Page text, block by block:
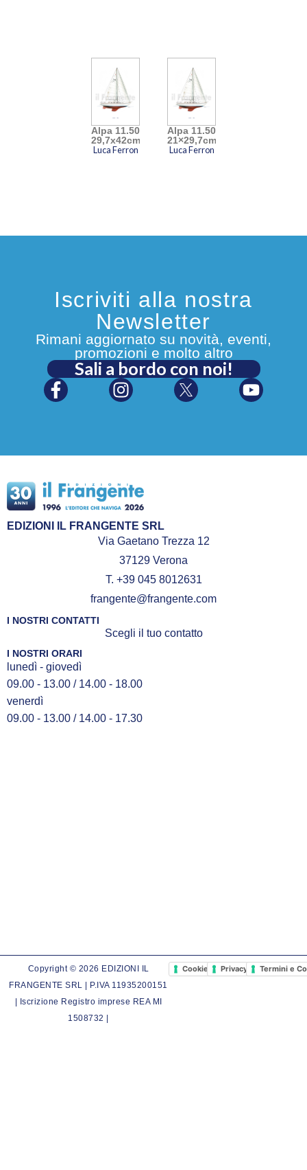
Alpa 11.50
29,7x42cm
Luca Ferron
Alpa 11.50
21×29,7cm
Luca Ferron
Iscriviti alla nostra
Newsletter
Rimani aggiornato su novità, eventi,
promozioni e molto altro
Sali a bordo con noi!
EDIZIONI IL FRANGENTE SRL
Via Gaetano Trezza 12
37129 Verona
T. +39 045 8012631
frangente@frangente.com
I NOSTRI CONTATTI
Scegli il tuo contatto
I NOSTRI ORARI
lunedì - giovedì
09.00 - 13.00 / 14.00 - 18.00
venerdì
09.00 - 13.00 / 14.00 - 17.30
Copyright © 2026 EDIZIONI IL
FRANGENTE SRL | P.IVA 11935200151
| Iscrizione Registro imprese REA MI
1508732 |
Cookie PolicyPrivacy PolicyTermini e